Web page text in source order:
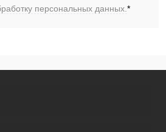
персональных данных.*